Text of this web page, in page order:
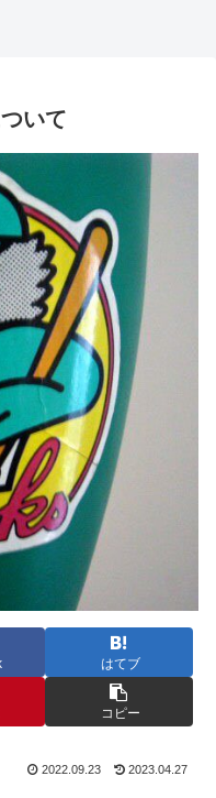
いて
はてブ
コピー
2022.09.23 2023.04.27